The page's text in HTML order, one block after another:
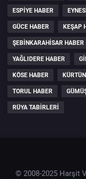
ESPIYE HABER
GÜCE HABER KEŞAP
ŞEBINKARAHISAR HABER
YAĞLIDERE HABER
KÖSE HABER
TORUL HABER
RÜYA TABIRLERI
© 2008-2025 Harşit